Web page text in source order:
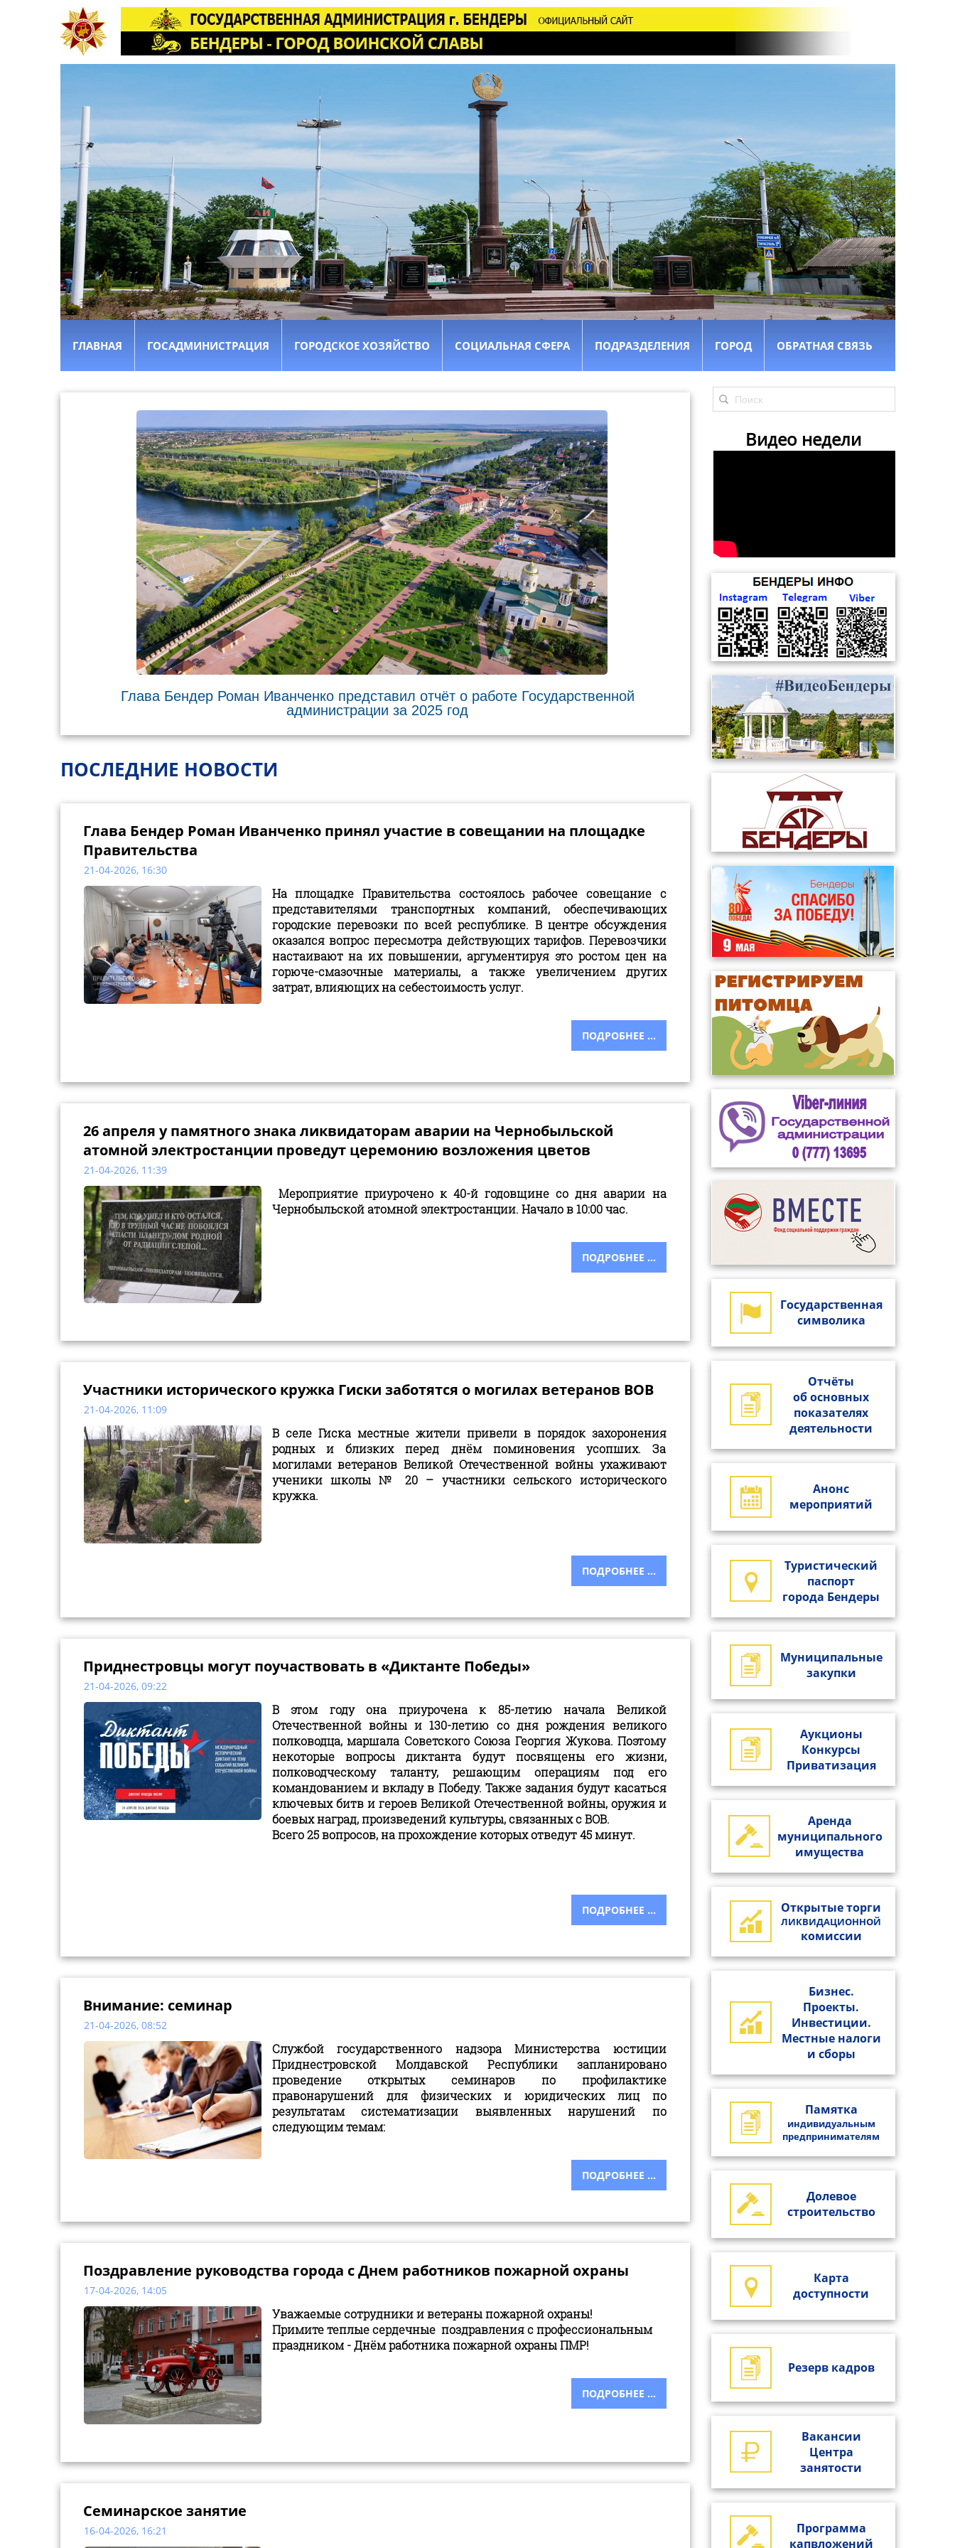
ГЛАВНАЯ ГОСАДМИНИСТРАЦИЯ ГОРОДСКОЕ ХОЗЯЙСТВО СОЦИАЛЬНАЯ СФЕРА ПОДРАЗДЕЛЕНИЯ ГОРОД ОБРАТНАЯ СВЯЗЬ
Глава Бендер Роман Иванченко представил отчёт о работе Государственной
администрации за 2025 год
ПОСЛЕДНИЕ НОВОСТИ
Глава Бендер Роман Иванченко принял участие в совещании на площадке
Правительства
21-04-2026, 16:30
На площадке Правительства состоялось рабочее совещание с
представителями транспортных компаний, обеспечивающих
городские перевозки по всей республике. В центре обсуждения
оказался вопрос пересмотра действующих тарифов. Перевозчики
настаивают на их повышении, аргументируя это ростом цен на
горюче-смазочные материалы, а также увеличением других
затрат, влияющих на себестоимость услуг.
ПОДРОБНЕЕ ...
26 апреля у памятного знака ликвидаторам аварии на Чернобыльской
атомной электростанции проведут церемонию возложения цветов
21-04-2026, 11:39
Мероприятие приурочено к 40-й годовщине со дня аварии на
Чернобыльской атомной электростанции. Начало в 10:00 час.
ПОДРОБНЕЕ ...
Участники исторического кружка Гиски заботятся о могилах ветеранов ВОВ
21-04-2026, 11:09
В селе Гиска местные жители привели в порядок захоронения
родных и близких перед днём поминовения усопших. За
могилами ветеранов Великой Отечественной войны ухаживают
ученики школы № 20 – участники сельского исторического
кружка.
ПОДРОБНЕЕ ...
Приднестровцы могут поучаствовать в «Диктанте Победы»
21-04-2026, 09:22
В этом году она приурочена к 85-летию начала Великой
Отечественной войны и 130-летию со дня рождения великого
полководца, маршала Советского Союза Георгия Жукова. Поэтому
некоторые вопросы диктанта будут посвящены его жизни,
полководческому таланту, решающим операциям под его
командованием и вкладу в Победу. Также задания будут касаться
ключевых битв и героев Великой Отечественной войны, оружия и
боевых наград, произведений культуры, связанных с ВОВ.
Всего 25 вопросов, на прохождение которых отведут 45 минут.
ПОДРОБНЕЕ ...
Внимание: семинар
21-04-2026, 08:52
Службой государственного надзора Министерства юстиции
Приднестровской Молдавской Республики запланировано
проведение открытых семинаров по профилактике
правонарушений для физических и юридических лиц по
результатам систематизации выявленных нарушений по
следующим темам:
ПОДРОБНЕЕ ...
Поздравление руководства города с Днем работников пожарной охраны
17-04-2026, 14:05
Уважаемые сотрудники и ветераны пожарной охраны!
Примите теплые сердечные поздравления с профессиональным
праздником - Днём работника пожарной охраны ПМР!
ПОДРОБНЕЕ ...
Семинарское занятие
16-04-2026, 16:21
Видео недели
Государственная
символика
Отчёты
об основных
показателях
деятельности
Анонс
мероприятий
Туристический
паспорт
города Бендеры
Муниципальные
закупки
Аукционы
Конкурсы
Приватизация
Аренда
муниципального
имущества
Открытые торги
ЛИКВИДАЦИОННОЙ
комиссии
Бизнес.
Проекты.
Инвестиции.
Местные налоги
и сборы
Памятка
индивидуальным
предпринимателям
Долевое
строительство
Карта
доступности
Резерв кадров
Вакансии
Центра
занятости
Программа
капвложений